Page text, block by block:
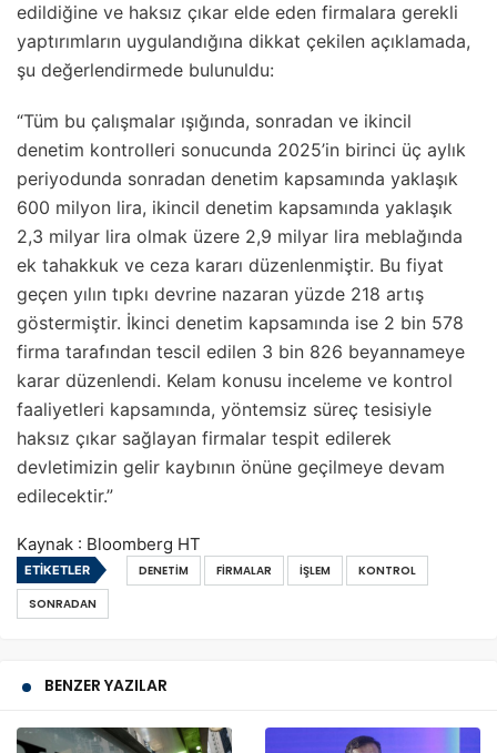
edildiğine ve haksız çıkar elde eden firmalara gerekli
yaptırımların uygulandığına dikkat çekilen açıklamada,
şu değerlendirmede bulunuldu:
“Tüm bu çalışmalar ışığında, sonradan ve ikincil
denetim kontrolleri sonucunda 2025’in birinci üç aylık
periyodunda sonradan denetim kapsamında yaklaşık
600 milyon lira, ikincil denetim kapsamında yaklaşık
2,3 milyar lira olmak üzere 2,9 milyar lira meblağında
ek tahakkuk ve ceza kararı düzenlenmiştir. Bu fiyat
geçen yılın tıpkı devrine nazaran yüzde 218 artış
göstermiştir. İkinci denetim kapsamında ise 2 bin 578
firma tarafından tescil edilen 3 bin 826 beyannameye
karar düzenlendi. Kelam konusu inceleme ve kontrol
faaliyetleri kapsamında, yöntemsiz süreç tesisiyle
haksız çıkar sağlayan firmalar tespit edilerek
devletimizin gelir kaybının önüne geçilmeye devam
edilecektir.”
Kaynak : Bloomberg HT
ETIKETLER DENETIM FIRMALAR İŞLEM
KONTROL
SONRADAN
BENZER YAZILAR